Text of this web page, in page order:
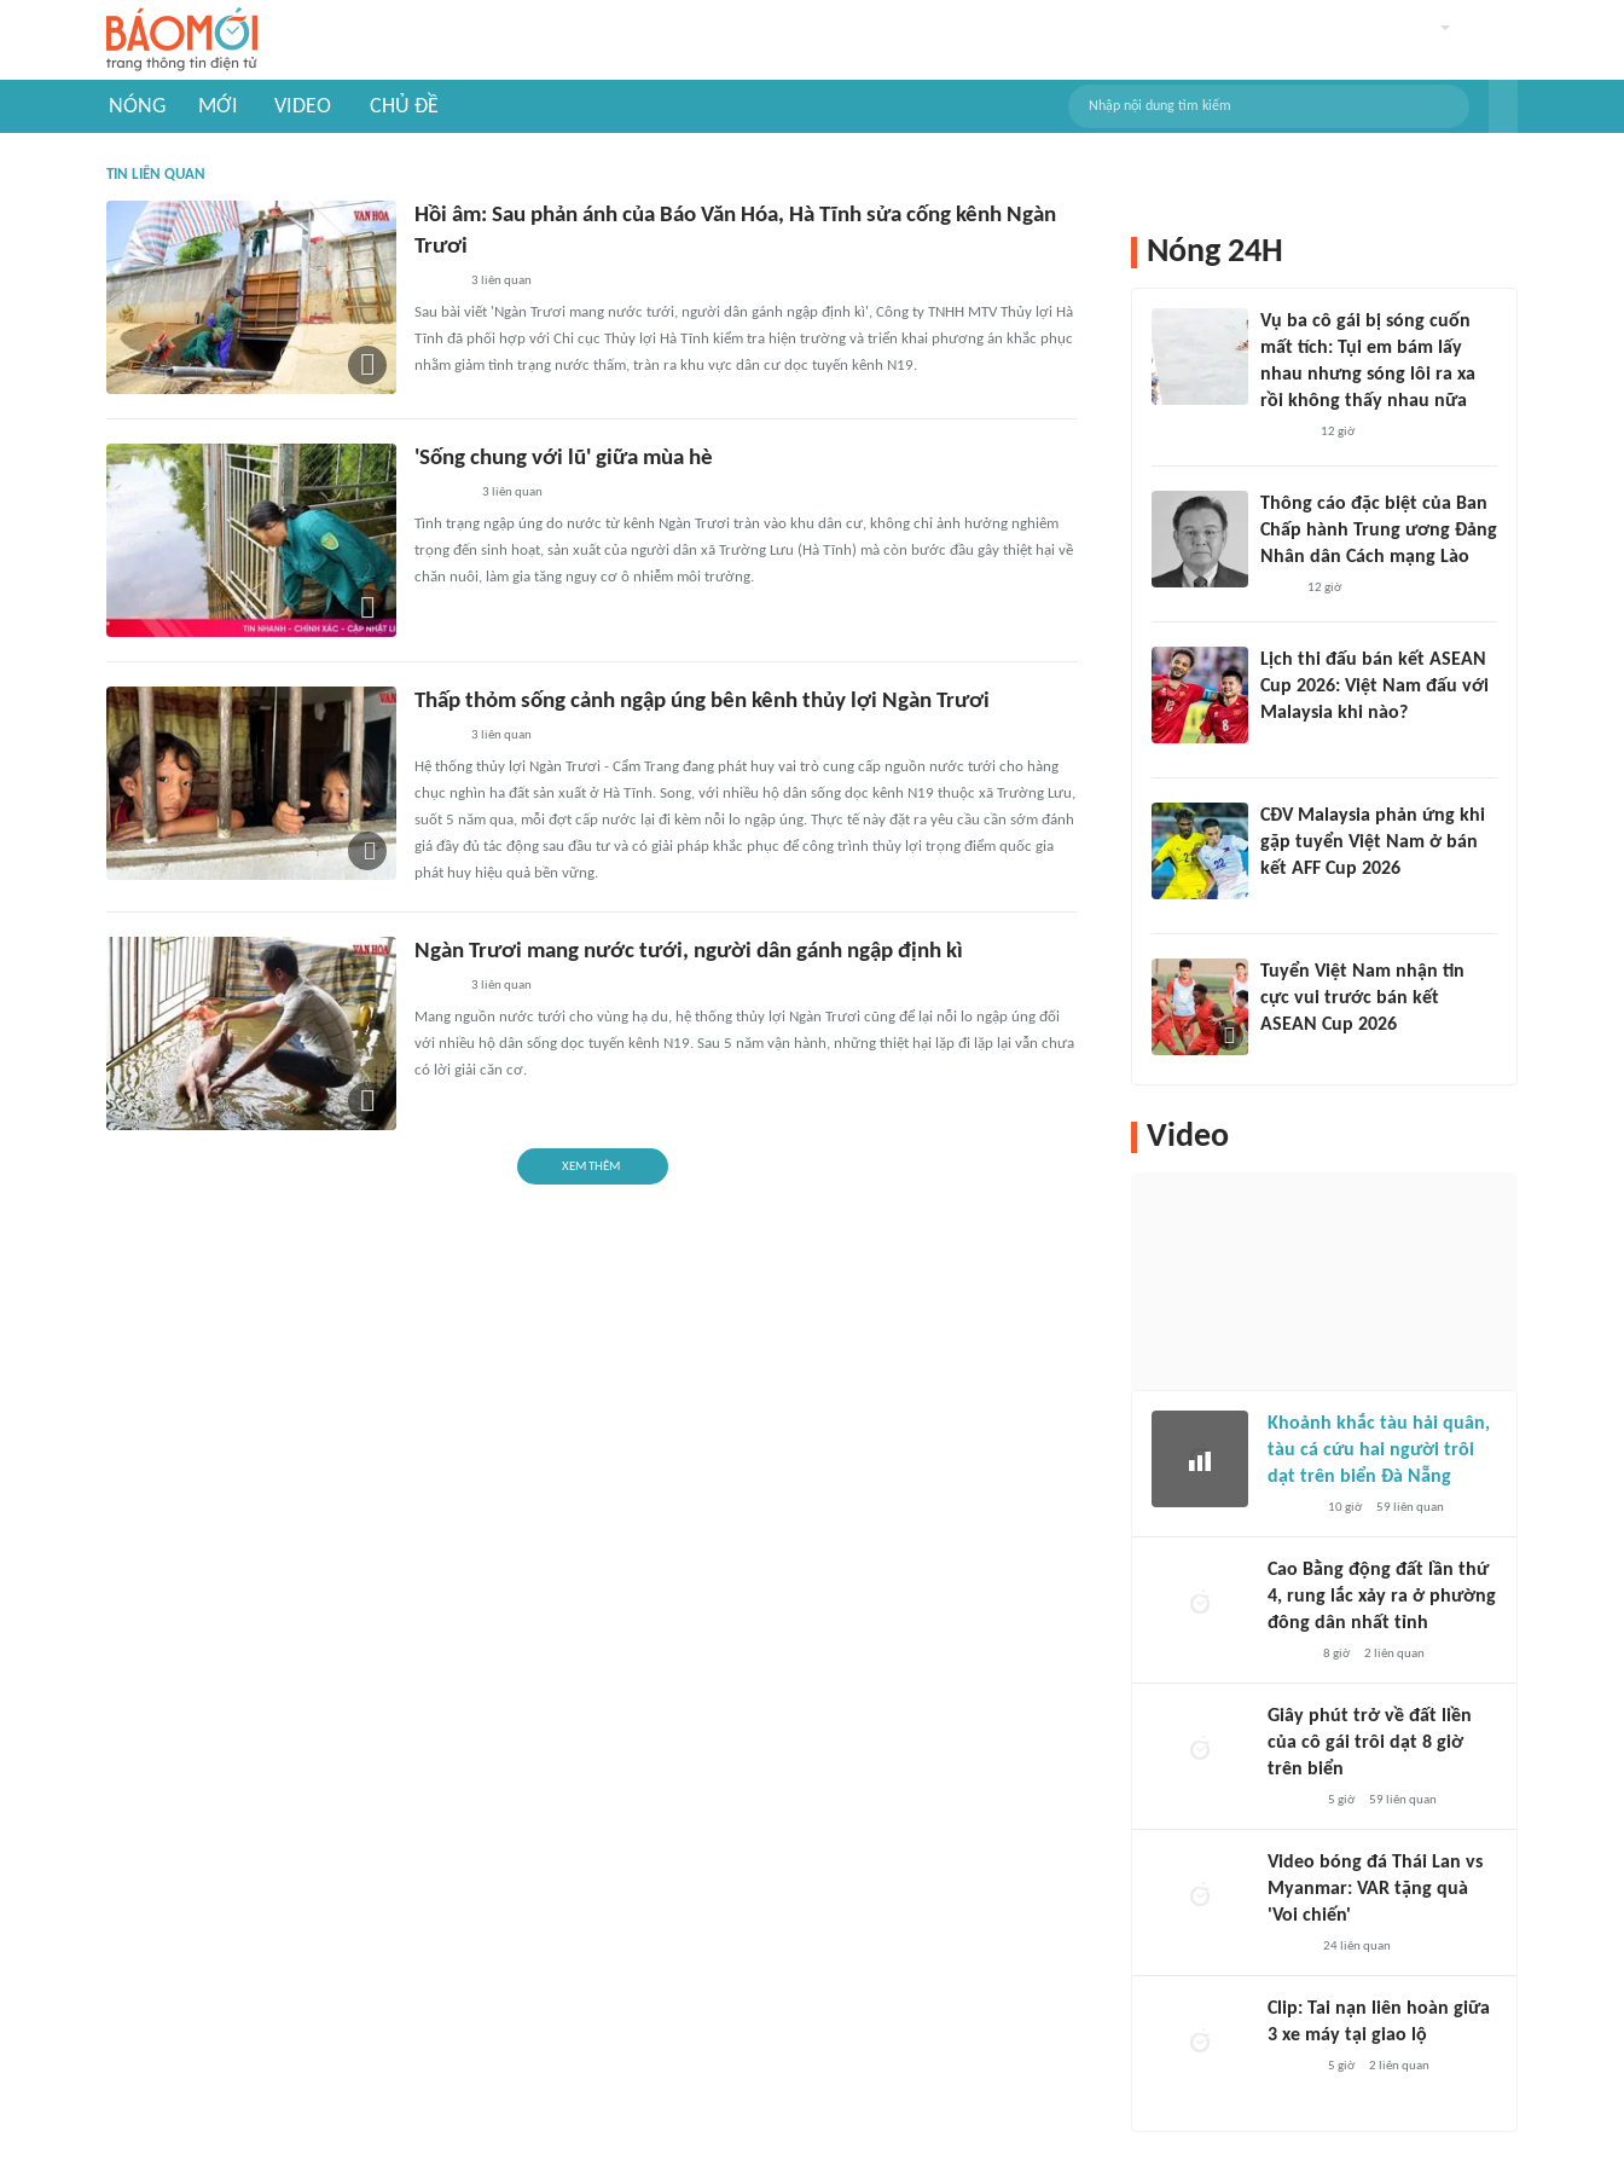
NÓNG MỚI VIDEO CHỦ ĐỀ
TIN LIÊN QUAN
Hồi âm: Sau phản ánh của Báo Văn Hóa, Hà Tĩnh sửa cống kênh Ngàn
Trươi
3 liên quan
Sau bài viết 'Ngàn Trươi mang nước tưới, người dân gánh ngập định kì', Công ty TNHH MTV Thủy lợi Hà
Tĩnh đã phối hợp với Chi cục Thủy lợi Hà Tĩnh kiểm tra hiện trường và triển khai phương án khắc phục
nhằm giảm tình trạng nước thấm, tràn ra khu vực dân cư dọc tuyến kênh N19.
'Sống chung với lũ' giữa mùa hè
3 liên quan
Tình trạng ngập úng do nước từ kênh Ngàn Trươi tràn vào khu dân cư, không chỉ ảnh hưởng nghiêm
trọng đến sinh hoạt, sản xuất của người dân xã Trường Lưu (Hà Tĩnh) mà còn bước đầu gây thiệt hại về
chăn nuôi, làm gia tăng nguy cơ ô nhiễm môi trường.
Thấp thỏm sống cảnh ngập úng bên kênh thủy lợi Ngàn Trươi
3 liên quan
Hệ thống thủy lợi Ngàn Trươi - Cẩm Trang đang phát huy vai trò cung cấp nguồn nước tưới cho hàng
chục nghìn ha đất sản xuất ở Hà Tĩnh. Song, với nhiều hộ dân sống dọc kênh N19 thuộc xã Trường Lưu,
suốt 5 năm qua, mỗi đợt cấp nước lại đi kèm nỗi lo ngập úng. Thực tế này đặt ra yêu cầu cần sớm đánh
giá đầy đủ tác động sau đầu tư và có giải pháp khắc phục để công trình thủy lợi trọng điểm quốc gia
phát huy hiệu quả bền vững.
Ngàn Trươi mang nước tưới, người dân gánh ngập định kì
3 liên quan
Mang nguồn nước tưới cho vùng hạ du, hệ thống thủy lợi Ngàn Trươi cũng để lại nỗi lo ngập úng đối
với nhiều hộ dân sống dọc tuyến kênh N19. Sau 5 năm vận hành, những thiệt hại lặp đi lặp lại vẫn chưa
có lời giải căn cơ.
XEM THÊM
Nóng 24H
Vụ ba cô gái bị sóng cuốn
mất tích: Tụi em bám lấy
nhau nhưng sóng lôi ra xa
rồi không thấy nhau nữa
12 giờ
Thông cáo đặc biệt của Ban
Chấp hành Trung ương Đảng
Nhân dân Cách mạng Lào
12 giờ
Lịch thi đấu bán kết ASEAN
Cup 2026: Việt Nam đấu với
Malaysia khi nào?
CĐV Malaysia phản ứng khi
gặp tuyển Việt Nam ở bán
kết AFF Cup 2026
Tuyển Việt Nam nhận tin
cực vui trước bán kết
ASEAN Cup 2026
Video
Khoảnh khắc tàu hải quân,
tàu cá cứu hai người trôi
dạt trên biển Đà Nẵng
10 giờ 59 liên quan
Cao Bằng động đất lần thứ
4, rung lắc xảy ra ở phường
đông dân nhất tỉnh
8 giờ 2 liên quan
Giây phút trở về đất liền
của cô gái trôi dạt 8 giờ
trên biển
5 giờ 59 liên quan
Video bóng đá Thái Lan vs
Myanmar: VAR tặng quà
'Voi chiến'
24liên quan
Clip: Tai nạn liên hoàn giữa
3 xe máy tại giao lộ
5 giờ 2 liên quan